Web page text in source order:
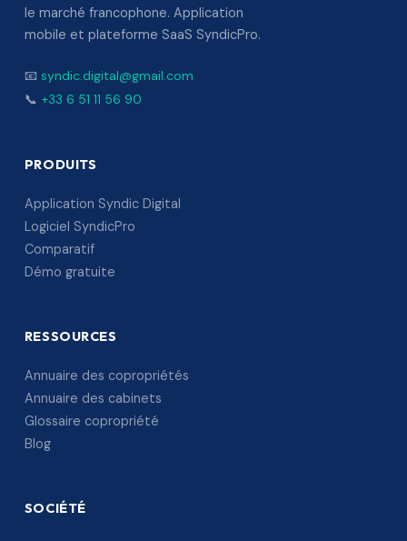
le marché francophone. Application
mobile et plateforme SaaS SyndicPro.
📧 syndic.digital@gmail.com
📞 +33 6 51 11 56 90
PRODUITS
Application Syndic Digital
Logiciel SyndicPro
Comparatif
Démo gratuite
RESSOURCES
Annuaire des copropriétés
Annuaire des cabinets
Glossaire copropriété
Blog
SOCIÉTÉ